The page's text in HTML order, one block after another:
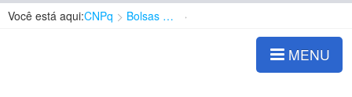
Você está aqui:CNPq Bolsas e Auxílios Vigentes
MENU